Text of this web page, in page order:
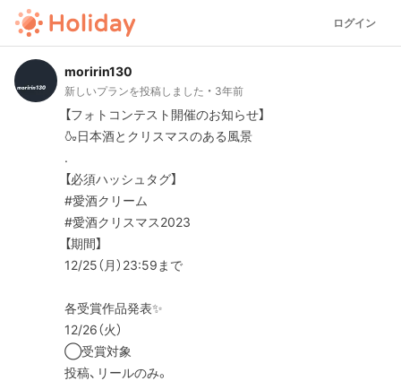
ログイン
moririn130
新しいプランを投稿しました 3年前
【フォトコンテスト開催のお知らせ】
🍶日本酒とクリスマスのある風景
.
【必須ハッシュタグ】
#愛酒クリーム
#愛酒クリスマス2023
【期間】
12/25（月）23:59まで
各受賞作品発表✨
12/26（火）
◯受賞対象
投稿、リールのみ。